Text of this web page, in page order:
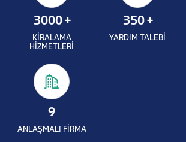
3000+
KİRALAMA
HİZMETLERİ
350+
YARDIM TALEBİ
9
ANLAŞMALI FİRMA